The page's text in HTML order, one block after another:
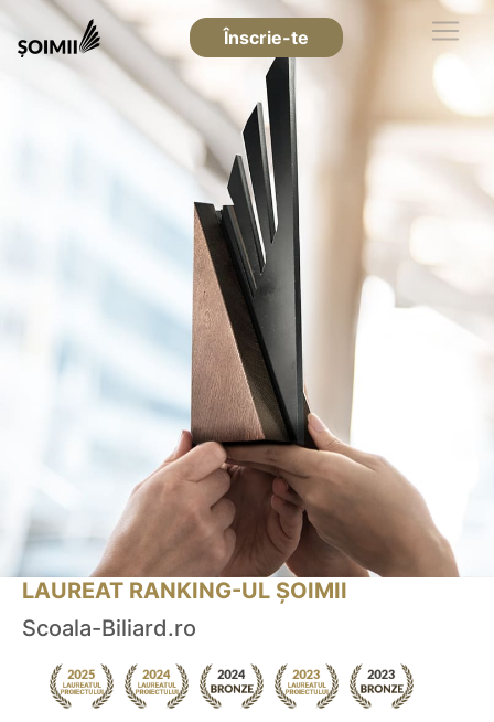
Înscrie-te
LAUREAT RANKING-UL ȘOIMII
Scoala-Biliard.ro